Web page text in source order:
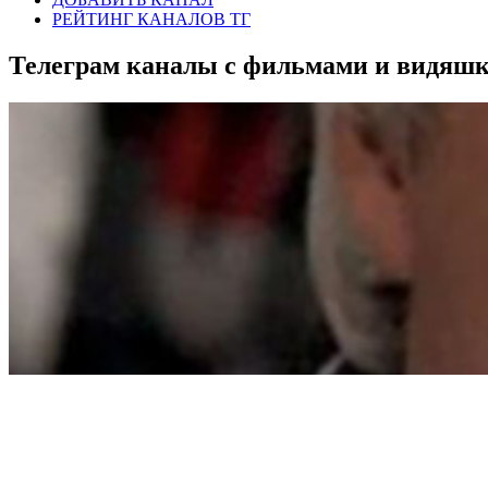
РЕЙТИНГ КАНАЛОВ ТГ
Телеграм каналы с фильмами и